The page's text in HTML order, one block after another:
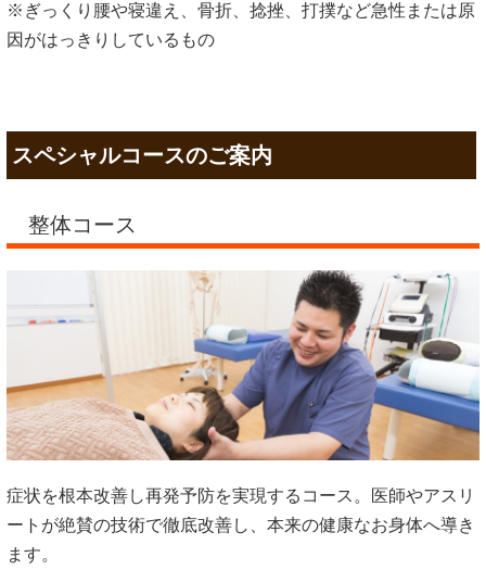
※ぎっくり腰や寝違え、骨折、捻挫、打撲など急性または原
因がはっきりしているもの
スペシャルコースのご案内
整体コース
症状を根本改善し再発予防を実現するコース。医師やアスリ
ートが絶賛の技術で徹底改善し、本来の健康なお身体へ導き
ます。